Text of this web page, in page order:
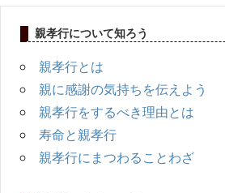
親孝行について知ろう
親孝行とは
親に感謝の気持ちを伝えよう
親孝行をするべき理由とは
寿命と親孝行
親孝行にまつわることわざ